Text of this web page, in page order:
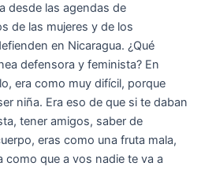
desde las agendas de
de las mujeres y de los
en Nicaragua. ¿Qué
defensora y feminista? En
era como muy difícil, porque
niña. Era eso de que si te daban
tener amigos, saber de
eras como una fruta mala,
como que a vos nadie te va a